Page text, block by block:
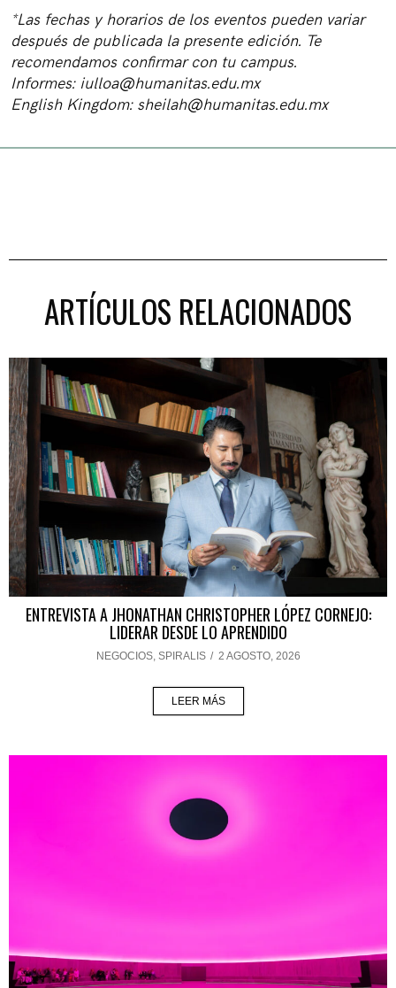
*Las fechas y horarios de los eventos pueden variar
después de publicada la presente edición. Te
recomendamos confirmar con tu campus.
Informes: iulloa@humanitas.edu.mx
English Kingdom: sheilah@humanitas.edu.mx
ARTÍCULOS RELACIONADOS
ENTREVISTA A JHONATHAN CHRISTOPHER LÓPEZ CORNEJO:
LIDERAR DESDE LO APRENDIDO
NEGOCIOS, SPIRALIS / 2 AGOSTO, 2026
LEER MÁS